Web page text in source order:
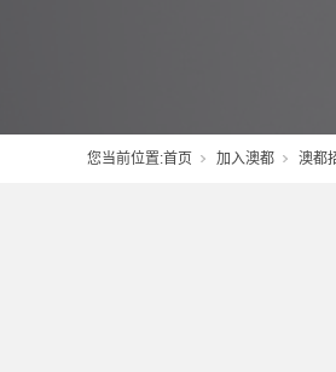
您当前位置:首页 加入澳都 澳都